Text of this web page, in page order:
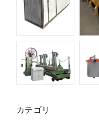
カテゴリ